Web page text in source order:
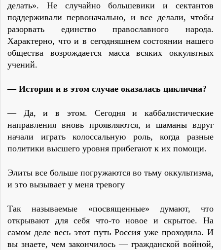
делать». Не случайно большевики и сектантов
поддерживали первоначально, и все делали, чтобы
разорвать единство православного народа.
Характерно, что и в сегодняшнем состоянии нашего
общества возрождается масса всяких оккультных
учений.
— История и в этом случае оказалась циклична?
— Да, и в этом. Сегодня и каббалистические
направления вновь проявляются, и шаманы вдруг
начали играть колоссальную роль, когда разные
политики высшего уровня прибегают к их помощи.
Элиты все больше погружаются во тьму оккультизма,
и это вызывает у меня тревогу
Так называемые «посвященные» думают, что
открывают для себя что-то новое и скрытое. На
самом деле весь этот путь Россия уже проходила. И
вы знаете, чем закончилось — гражданской войной,